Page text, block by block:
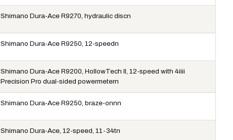
Shimano Dura-Ace R9270, hydraulic discn
Shimano Dura-Ace R9250, 12-speedn
Shimano Dura-Ace R9200, HollowTech II, 12-speed with 4iiii
Precision Pro dual-sided powermetern
Shimano Dura-Ace R9250, braze-onnn
Shimano Dura-Ace, 12-speed, 11-34tn